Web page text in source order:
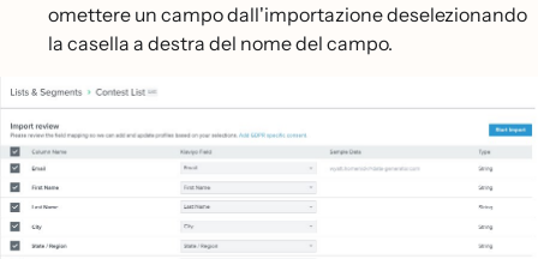
omettere un campo dall'importazione deselezionando
la casella a destra del nome del campo.